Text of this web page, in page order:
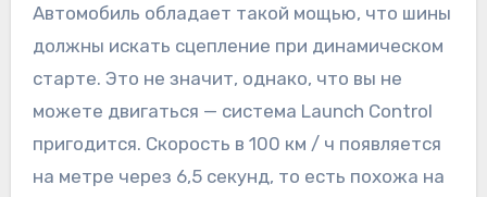
Автомобиль обладает такой мощью, что шины
должны искать сцепление при динамическом
старте. Это не значит, однако, что вы не
можете двигаться — система Launch Control
пригодится. Скорость в 100 км / ч появляется
на метре через 6,5 секунд, то есть похожа на